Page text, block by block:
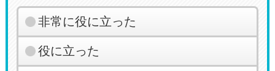
非常に役に立った
役に立った